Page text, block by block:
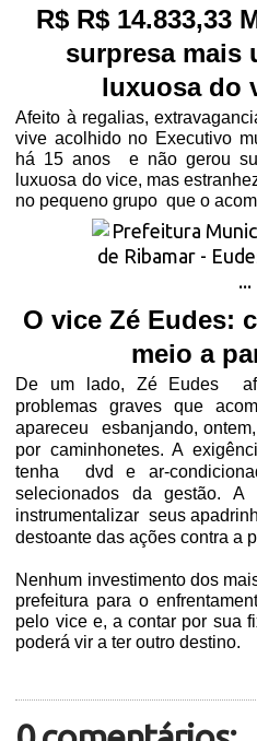
R$ R$ 14.833,33
surpresa mais
luxuosa do
Afeito à regalias,
vive acolhido no Executivo
há 15 anos
e não gerou
luxuosa do vice, mas
no pequeno grupo que o
O vice Zé Eudes:
meio a
De um lado, Zé Eudes
problemas graves que
apareceu
esbanjando,
por caminhonetes. A
tenha
dvd e ar-
selecionados da gestão.
instrumentalizar seus
destoante das ações contra a
Nenhum investimento dos
prefeitura para o
pelo vice e, a contar por sua
poderá vir a ter outro destino.